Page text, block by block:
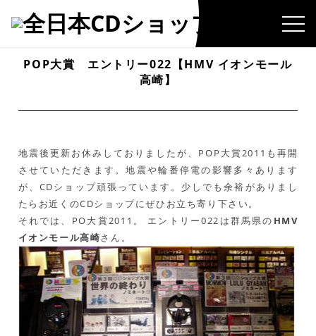
POP大賞 エントリー022【HMV イオンモール
高崎】
地震後更新お休みしておりましたが、POP大賞2011も再開
させていただきます。地震や輪番停電の影響多々あります
が、CDショップ頑張っています。少しでも余裕がありまし
たらお近くのCDショップにぜひお立ち寄り下さい。
それでは、PO大賞2011。 エントリー022は群馬県の HMV
イオンモール高崎さん。